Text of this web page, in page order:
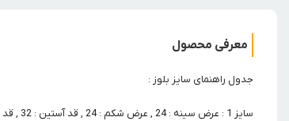
معرفی محصول
جدول راهنمای سایز بلوز :
سایز 1 : عرض سینه : 24 , عرض شکم : 24 , قد آستین : 32 , قد بلوز : 38